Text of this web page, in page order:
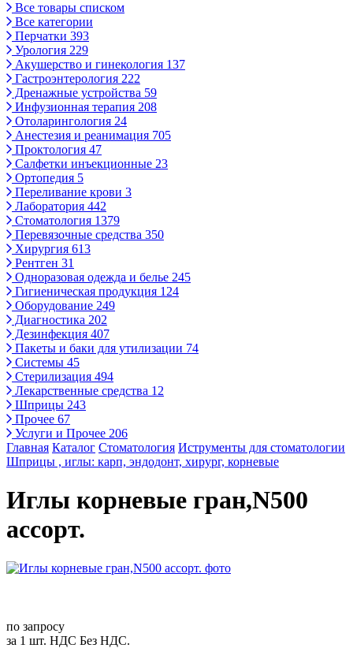
Все товары списком
Все категории
Перчатки 393
Урология 229
Акушерство и гинекология 137
Гастроэнтерология 222
Дренажные устройства 59
Инфузионная терапия 208
Отоларингология 24
Анестезия и реанимация 705
Проктология 47
Салфетки инъекционные 23
Ортопедия 5
Переливание крови 3
Лаборатория 442
Стоматология 1379
Перевязочные средства 350
Хирургия 613
Рентген 31
Одноразовая одежда и белье 245
Гигиеническая продукция 124
Оборудование 249
Диагностика 202
Дезинфекция 407
Пакеты и баки для утилизации 74
Системы 45
Стерилизация 494
Лекарственные средства 12
Шприцы 243
Прочее 67
Услуги и Прочее 206
Главная Каталог Стоматология Иструменты для стоматологии
Шприцы , иглы: карп, эндодонт, хирург, корневые
Иглы корневые гран,N500
ассорт.
по запросу
за 1 шт. НДС Без НДС.